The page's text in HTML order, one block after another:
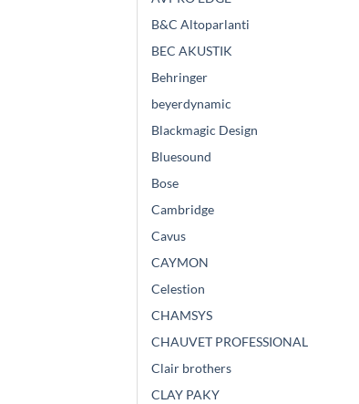
B&C Altoparlanti
BEC AKUSTIK
Behringer
beyerdynamic
Blackmagic Design
Bluesound
Bose
Cambridge
Cavus
CAYMON
Celestion
CHAMSYS
CHAUVET PROFESSIONAL
Clair brothers
CLAY PAKY